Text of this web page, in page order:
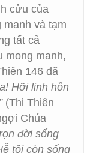
cửu của
manh và tạm
tất cả
mong manh,
146 đã
Hỡi linh hồn
(Thi Thiên
Chúa
đời sống
tôi còn sống